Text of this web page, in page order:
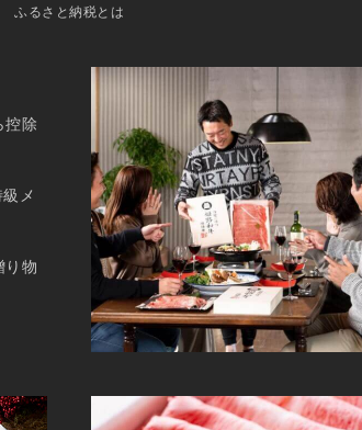
ふるさと納税とは
控除
メ
り物